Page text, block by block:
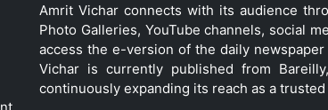
Amrit Vichar connects with its audience
Photo Galleries, YouTube channels, social
access the e-version of the daily
Vichar is currently published from
continuously expanding its reach as a